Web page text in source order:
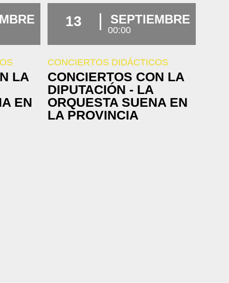
LA
EN
13 SEPTIEMBRE
00:00
CONCIERTOS DIDÁCTICOS
CONCIERTOS CON LA
DIPUTACIÓN - LA
ORQUESTA SUENA EN
LA PROVINCIA